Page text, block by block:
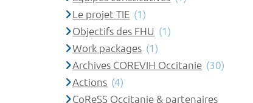
Le projet TIE (1)
Objectifs des FHU (1)
Work packages (1)
Archives COREVIH Occitanie (30)
Actions (4)
CoReSS Occitanie & partenaires